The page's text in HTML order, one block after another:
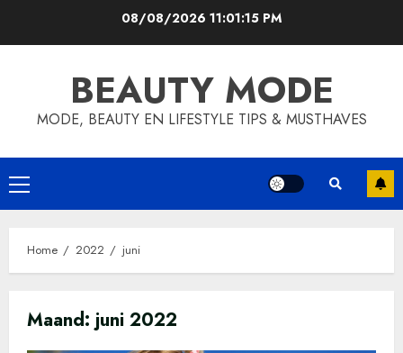
08/08/2026 11:01:15 PM
BEAUTY MODE
MODE, BEAUTY EN LIFESTYLE TIPS & MUSTHAVES
Primary
Menu
Home 2022 juni
Maand:juni 2022